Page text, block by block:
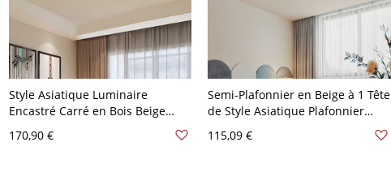
Style Asiatique Luminaire
Encastré Carré en Bois Beige
Blanche/Chaude 18"/21,5" de
170,90 €
Semi-Plafonnier en Beige à 1 Tête
de Style Asiatique Plafonnier
Encastré en Forme de Chapeau
avec Abat-Jour en Rotin de
115,09 €